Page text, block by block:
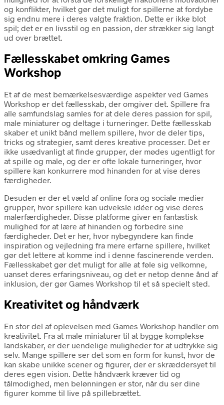
og konflikter, hvilket gør det muligt for spillerne at fordybe
sig endnu mere i deres valgte fraktion. Dette er ikke blot
spil; det er en livsstil og en passion, der strækker sig langt
ud over brættet.
Fællesskabet omkring Games
Workshop
Et af de mest bemærkelsesværdige aspekter ved Games
Workshop er det fællesskab, der omgiver det. Spillere fra
alle samfundslag samles for at dele deres passion for spil,
male miniaturer og deltage i turneringer. Dette fællesskab
skaber et unikt bånd mellem spillere, hvor de deler tips,
tricks og strategier, samt deres kreative processer. Det er
ikke usædvanligt at finde grupper, der mødes ugentligt for
at spille og male, og der er ofte lokale turneringer, hvor
spillere kan konkurrere mod hinanden for at vise deres
færdigheder.
Desuden er der et væld af online fora og sociale medier
grupper, hvor spillere kan udveksle idéer og vise deres
malerfærdigheder. Disse platforme giver en fantastisk
mulighed for at lære af hinanden og forbedre sine
færdigheder. Det er her, hvor nybegyndere kan finde
inspiration og vejledning fra mere erfarne spillere, hvilket
gør det lettere at komme ind i denne fascinerende verden.
Fællesskabet gør det muligt for alle at føle sig velkomne,
uanset deres erfaringsniveau, og det er netop denne ånd af
inklusion, der gør Games Workshop til et så specielt sted.
Kreativitet og håndværk
En stor del af oplevelsen med Games Workshop handler om
kreativitet. Fra at male miniaturer til at bygge komplekse
landskaber, er der uendelige muligheder for at udtrykke sig
selv. Mange spillere ser det som en form for kunst, hvor de
kan skabe unikke scener og figurer, der er skræddersyet til
deres egen vision. Dette håndværk kræver tid og
tålmodighed, men belønningen er stor, når du ser dine
figurer komme til live på spillebrættet.